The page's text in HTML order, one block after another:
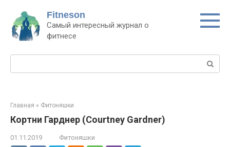
контенту
Fitneson
Самый интересный журнал о
фитнесе
Главная » Фитоняшки
Кортни Гарднер (Courtney Gardner)
01.11.2019 Фитоняшки